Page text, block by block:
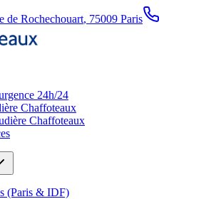
de Rochechouart, 75009 Paris
24h/24
Chaffoteaux
Chaffoteaux
(Paris & IDF)